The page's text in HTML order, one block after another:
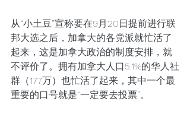
从“小土豆”宣称要在9月20日提前进行联
邦大选之后，加拿大的各党派就忙活了
起来，这是加拿大政治的制度安排，就
不评价了。拥有加拿大人口5.1%的华人社
群（177万）也忙活了起来，其中一个最
重要的口号就是“一定要去投票”。